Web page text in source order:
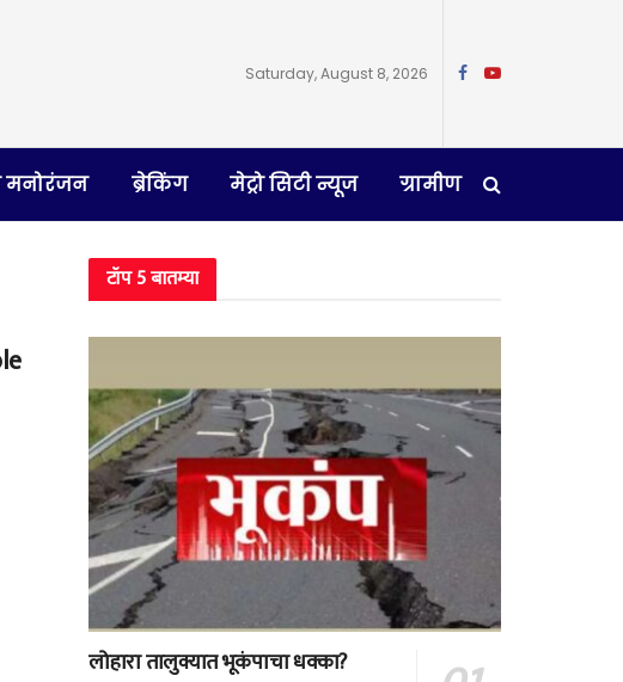
Saturday, August 8, 2026
मनोरंजन ब्रेकिंग मेट्रो सिटी न्यूज ग्रामीण
टॉप 5 बातम्या
लोहारा तालुक्यात भूकंपाचा धक्का?